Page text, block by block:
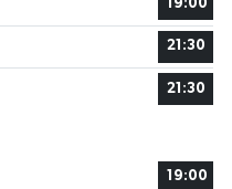
19:00
21:30
21:30
19:00